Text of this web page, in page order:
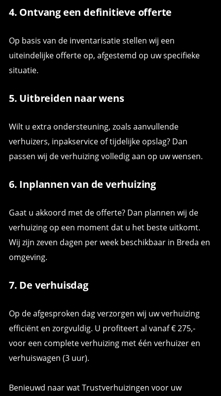
4. Ontvang een definitieve offerte
Op basis van de inventarisatie stellen wij een
uiteindelijke offerte op, afgestemd op uw specifieke
situatie.
5. Uitbreiden naar wens
Wilt u extra ondersteuning, zoals aanvullende
verhuizers, inpakservice of tijdelijke opslag? Dan
passen wij de verhuizing volledig aan op uw wensen.
6. Inplannen van de verhuizing
Gaat u akkoord met de offerte? Dan plannen wij de
verhuizing op een moment dat u het beste uitkomt.
Wij zijn zeven dagen per week beschikbaar in Breda en
omgeving.
7. De verhuisdag
Op de afgesproken dag verzorgen wij uw verhuizing
efficiënt en zorgvuldig. U profiteert al vanaf € 275,-
voor een complete verhuizing met één verhuizer en
verhuiswagen (3 uur).
Benieuwd naar wat Trustverhuizingen voor uw